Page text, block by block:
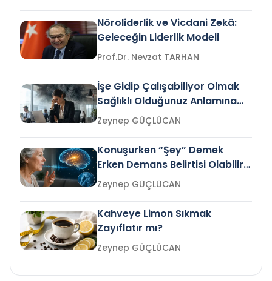
Nöroliderlik ve Vicdani Zekâ:
Geleceğin Liderlik Modeli
Prof.Dr. Nevzat TARHAN
İşe Gidip Çalışabiliyor Olmak
Sağlıklı Olduğunuz Anlamına
Gelir mi?Zeynep GÜÇLÜCAN
Konuşurken “Şey” Demek
Erken Demans Belirtisi Olabilir
mi?
Zeynep GÜÇLÜCAN
Kahveye Limon Sıkmak
Zayıflatır mı?
Zeynep GÜÇLÜCAN